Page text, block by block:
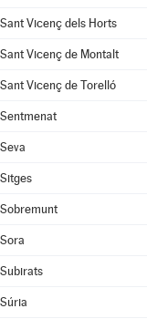
Sant Vicenç dels Horts
Sant Vicenç de Montalt
Sant Vicenç de Torelló
Sentmenat
Seva
Sitges
Sobremunt
Sora
Subirats
Súria